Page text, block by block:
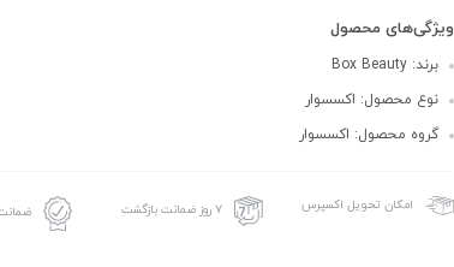
ویژگی‌های محصول
برند: Box Beauty
نوع محصول: اکسسوار
گروه محصول: اکسسوار
امکان تحویل اکسپرس ۷ روز ضمانت بازگشت